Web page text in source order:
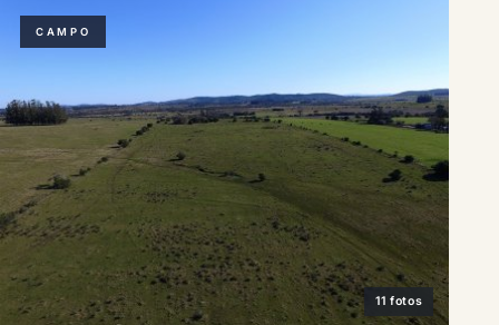
CAMPO
11 fotos